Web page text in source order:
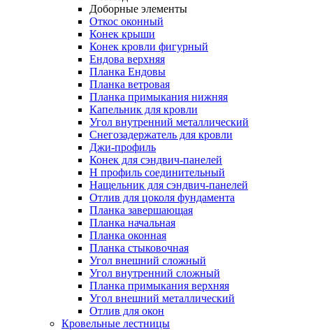
Доборные элементы
Откос оконный
Конек крыши
Конек кровли фигурный
Ендова верхняя
Планка Ендовы
Планка ветровая
Планка примыкания нижняя
Капельник для кровли
Угол внутренний металлический
Снегозадержатель для кровли
Джи-профиль
Конек для сэндвич-панелей
Н профиль соединительный
Нащельник для сэндвич-панелей
Отлив для цоколя фундамента
Планка завершающая
Планка начальная
Планка оконная
Планка стыковочная
Угол внешний сложный
Угол внутренний сложный
Планка примыкания верхняя
Угол внешний металлический
Отлив для окон
Кровельные лестницы